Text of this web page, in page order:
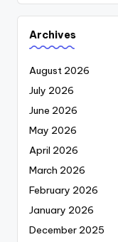
Archives
August 2026
July 2026
June 2026
May 2026
April 2026
March 2026
February 2026
January 2026
December 2025